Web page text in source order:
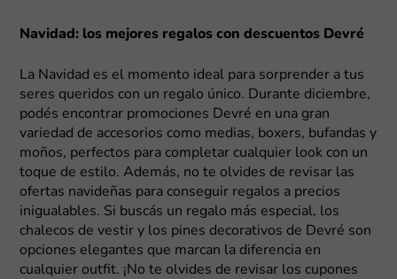
Navidad: los mejores regalos con descuentos Devré
La Navidad es el momento ideal para sorprender a tus
seres queridos con un regalo único. Durante diciembre,
podés encontrar promociones Devré en una gran
variedad de accesorios como medias, boxers, bufandas y
moños, perfectos para completar cualquier look con un
toque de estilo. Además, no te olvides de revisar las
ofertas navideñas para conseguir regalos a precios
inigualables. Si buscás un regalo más especial, los
chalecos de vestir y los pines decorativos de Devré son
opciones elegantes que marcan la diferencia en
cualquier outfit. ¡No te olvides de revisar los cupones